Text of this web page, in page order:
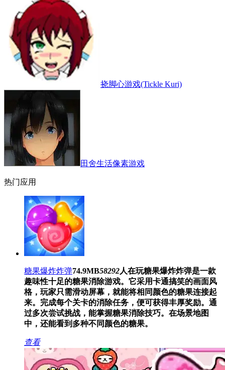
挠脚心游戏(Tickle Kuri)
田舍生活像素游戏
热门应用
糖果爆炸炸弹74.9MB58292人在玩糖果爆炸炸弹是一款
趣味性十足的糖果消除游戏。它采用卡通搞笑的画面风
格，玩家只需滑动屏幕，就能将相同颜色的糖果连接起
来。完成每个关卡的消除任务，便可获得丰厚奖励。通
过多次尝试挑战，能掌握糖果消除技巧。在场景地图
中，还能看到多种不同颜色的糖果。
查看